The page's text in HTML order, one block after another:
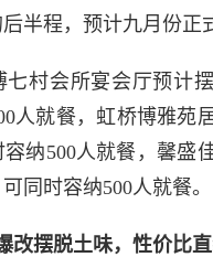
半程，预计九月份正
村会所宴会厅预计摆
人就餐，虹桥博雅苑
容纳500人就餐，馨盛
同时容纳500人就餐。
改摆脱土味，性价比